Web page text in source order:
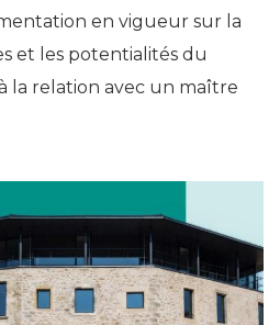
en vigueur sur la
et les potentialités du
la relation avec un maître